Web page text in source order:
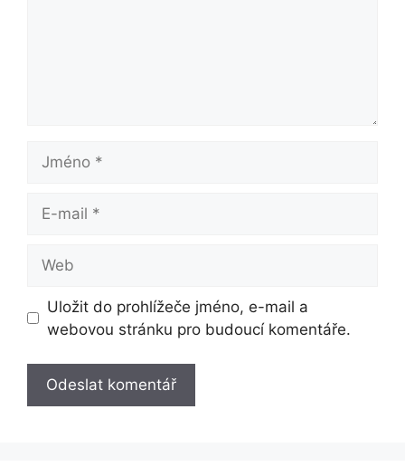
Jméno
mail
Uložit do prohlížeče jméno, e-mail a
webovou stránku pro budoucí komentáře.